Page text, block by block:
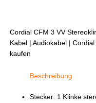
Cordial CFM 3 VV
Kabel | Audiokabel |
kaufen
Beschreibung
Stecker: 1 Klinke